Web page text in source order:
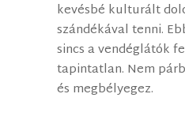
kevésbé kulturált
szándékával tenni.
sincs a vendéglátók
tapintatlan. Nem
és megbélyegez.